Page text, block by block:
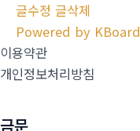
글수정 글삭제
Powered by KBoard
이용약관
개인정보처리방침
금문